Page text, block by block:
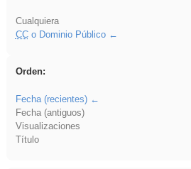
Cualquiera
CCo Dominio Público
Orden:
Fecha (recientes)
Fecha (antiguos)
Visualizaciones
Título